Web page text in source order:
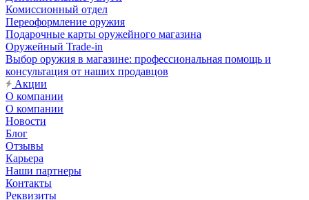
Комиссионный отдел
Переоформление оружия
Подарочные карты оружейного магазина
Оружейный Trade-in
Выбор оружия в магазине: профессиональная помощь и
консультация от наших продавцов
Акции
О компании
О компании
Новости
Блог
Отзывы
Карьера
Наши партнеры
Контакты
Реквизиты